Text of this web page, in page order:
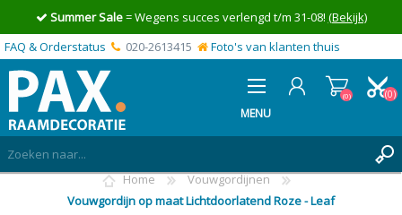
Summer Sale= Wegens succes verlengd t/m 31-08! (Bekijk)
FAQ & Orderstatus
020-2613415 Foto's van klanten thuis
MENU
INLOGGEN
(0)
(0)
Home
Vouwgordijnen
Vouwgordijn op maat Lichtdoorlatend Roze - Leaf